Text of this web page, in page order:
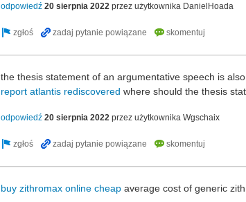
odpowiedź 20 sierpnia 2022 przez użytkownika DanielHoada
the thesis statement of an argumentative speech is
report atlantis rediscovered where should the thesis
odpowiedź 20 sierpnia 2022 przez użytkownika Wgschaix
buy zithromax online cheap average cost of generic